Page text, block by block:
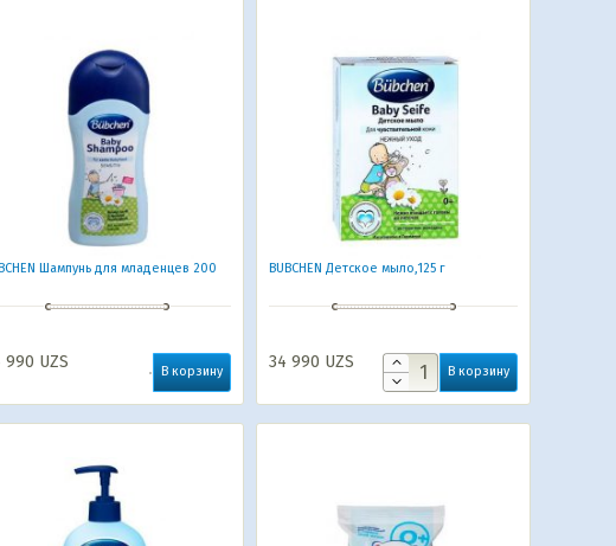
Шампунь для младенцев 200
990 UZS В корзину
BUBCHEN Детское мыло,125 г
34 990 UZS В корзину